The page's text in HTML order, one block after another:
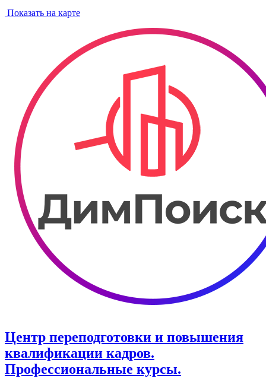
Показать на карте
Центр переподготовки и повышения
квалификации кадров.
Профессиональные курсы.